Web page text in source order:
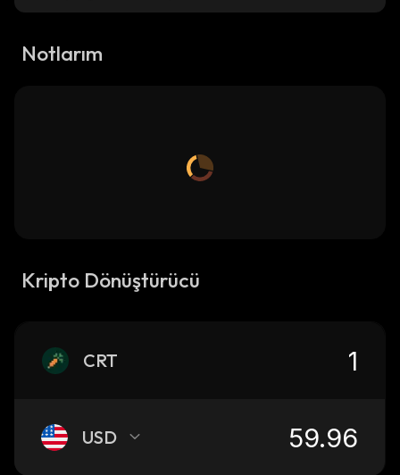
Notlarım
Kripto Dönüştürücü
CRT
USD